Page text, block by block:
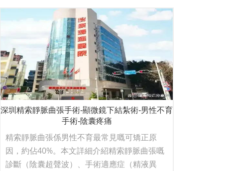
深圳精索靜脈曲張手術-顯微鏡下結紮術-男性不育
手術-陰囊疼痛
精索靜脈曲張係男性不育最常見嘅可矯正原
因，約佔40%。本文詳細介紹精索靜脈曲張嘅
診斷（陰囊超聲波）、手術適應症（精液異